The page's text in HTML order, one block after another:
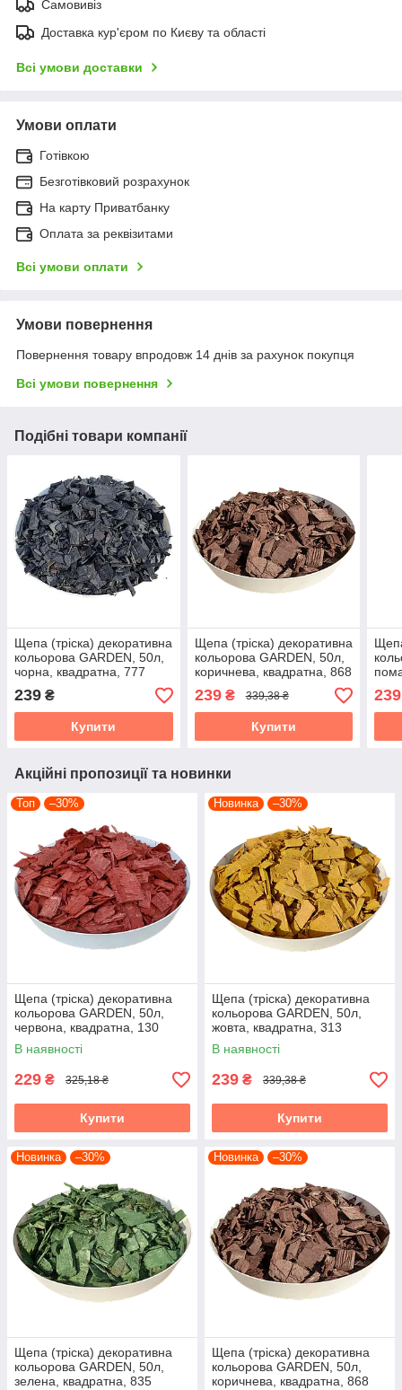
Самовивіз
Доставка кур'єром по Києву та області
Всі умови доставки
Умови оплати
Готівкою
Безготівковий розрахунок
На карту Приватбанку
Оплата за реквізитами
Всі умови оплати
Умови повернення
Повернення товару впродовж 14 днів за рахунок покупця
Всі умови повернення
Подібні товари компанії
Щепа (тріска) декоративна
кольорова GARDEN, 50л,
чорна, квадратна, 777
239 ₴
Купити
Щепа (тріска) декоративна
кольорова GARDEN, 50л,
коричнева, квадратна, 868
239₴ 339,38 ₴
Купити
960
239
Акційні пропозиції та новинки
Топ –30%
Щепа (тріска) декоративна
кольорова GARDEN, 50л,
червона, квадратна, 130
В наявності
229 ₴ 325,18 ₴
Купити
Новинка –30%
Щепа (тріска) декоративна
кольорова GARDEN, 50л,
жовта, квадратна, 313
В наявності
239 ₴ 339,38 ₴
Купити
Новинка –30%
Щепа (тріска) декоративна
кольорова GARDEN, 50л,
зелена, квадратна, 835
Новинка –30%
Щепа (тріска) декоративна
кольорова GARDEN, 50л,
коричнева, квадратна, 868